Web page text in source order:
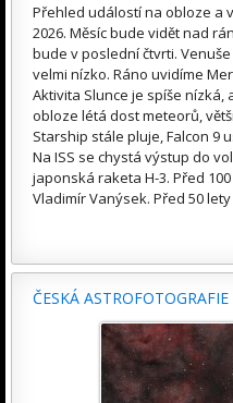
Přehled událostí na obloze a
2026. Měsíc bude vidět nad
bude v poslední čtvrti.
velmi nízko. Ráno uvidíme
Aktivita Slunce je spíše nízká,
obloze létá dost meteorů,
Starship stále pluje, Falcon 9
Na ISS se chystá výstup do
japonská raketa H-3. Před
Vladimír Vanýsek. Před 50
ČESKÁ ASTROFOTOGRAFIE